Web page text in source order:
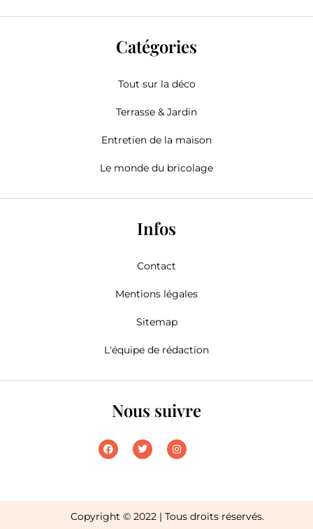
Catégories
Tout sur la déco
Terrasse & Jardin
Entretien de la maison
Le monde du bricolage
Infos
Contact
Mentions légales
Sitemap
L'équipe de rédaction
Nous suivre
Copyright © 2022 | Tous droits réservés.